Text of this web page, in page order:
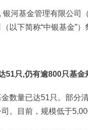
河基金管理有限公司
以下简称“中银基金”）
51只,仍有逾800只基金
数量已达51只。部分
。目前，规模低于